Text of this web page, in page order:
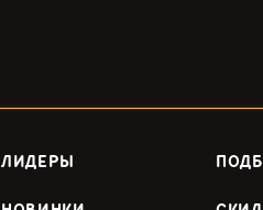
ЛИДЕРЫ